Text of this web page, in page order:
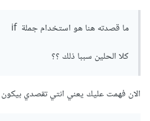
ما قصدته هنا هو استخدام جملة if
كلا الحلين سببا ذلك ؟؟
الان فهمت عليك يعني انتي تقصدي بيكون